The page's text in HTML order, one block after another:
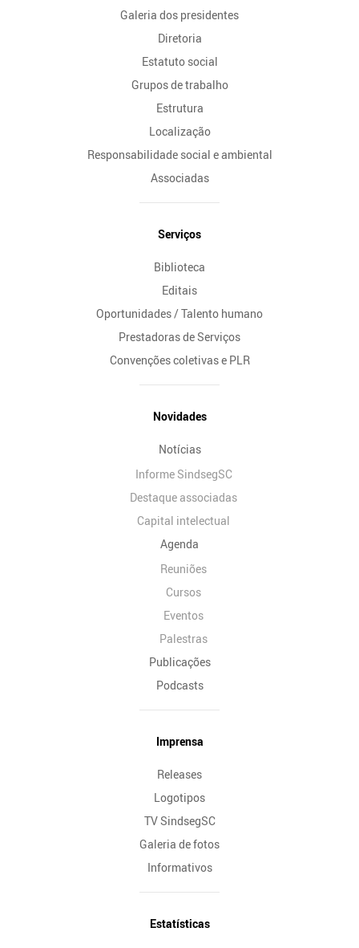
Galeria dos presidentes
Diretoria
Estatuto social
Grupos de trabalho
Estrutura
Localização
Responsabilidade social e ambiental
Associadas
Serviços
Biblioteca
Editais
Oportunidades / Talento humano
Prestadoras de Serviços
Convenções coletivas e PLR
Novidades
Notícias
Informe SindsegSC
Destaque associadas
Capital intelectual
Agenda
Reuniões
Cursos
Eventos
Palestras
Publicações
Podcasts
Imprensa
Releases
Logotipos
TV SindsegSC
Galeria de fotos
Informativos
Estatísticas